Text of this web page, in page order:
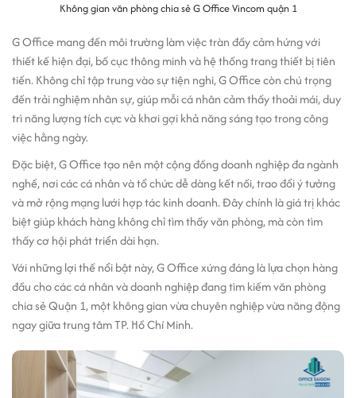
Không gian văn phòng chia sẻ G Office Vincom quận 1
G Office mang đến môi trường làm việc tràn đầy cảm hứng với
thiết kế hiện đại, bố cục thông minh và hệ thống trang thiết bị tiên
tiến. Không chỉ tập trung vào sự tiện nghi, G Office còn chú trọng
đến trải nghiệm nhân sự, giúp mỗi cá nhân cảm thấy thoải mái, duy
trì năng lượng tích cực và khơi gợi khả năng sáng tạo trong công
việc hằng ngày.
Đặc biệt, G Office tạo nên một cộng đồng doanh nghiệp đa ngành
nghề, nơi các cá nhân và tổ chức dễ dàng kết nối, trao đổi ý tưởng
và mở rộng mạng lưới hợp tác kinh doanh. Đây chính là giá trị khác
biệt giúp khách hàng không chỉ tìm thấy văn phòng, mà còn tìm
thấy cơ hội phát triển dài hạn.
Với những lợi thế nổi bật này, G Office xứng đáng là lựa chọn hàng
đầu cho các cá nhân và doanh nghiệp đang tìm kiếm văn phòng
chia sẻ Quận 1, một không gian vừa chuyên nghiệp vừa năng động
ngay giữa trung tâm TP. Hồ Chí Minh.